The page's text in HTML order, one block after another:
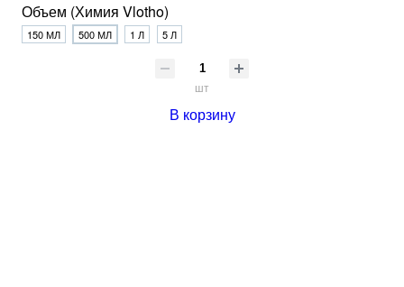
Объем (Химия Vlotho)
150 МЛ 500 МЛ 1 Л 5 Л
шт
В корзину